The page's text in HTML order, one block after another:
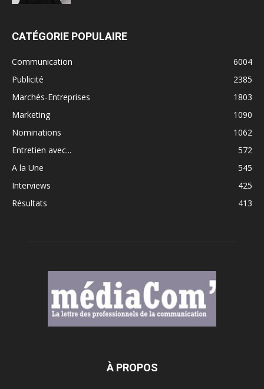
CATÉGORIE POPULAIRE
Communication
6004
Publicité
2385
Marchés-Entreprises
1803
Marketing
1090
Nominations
1062
Entretien avec...
572
A la Une
545
Interviews
425
Résultats
413
À PROPOS